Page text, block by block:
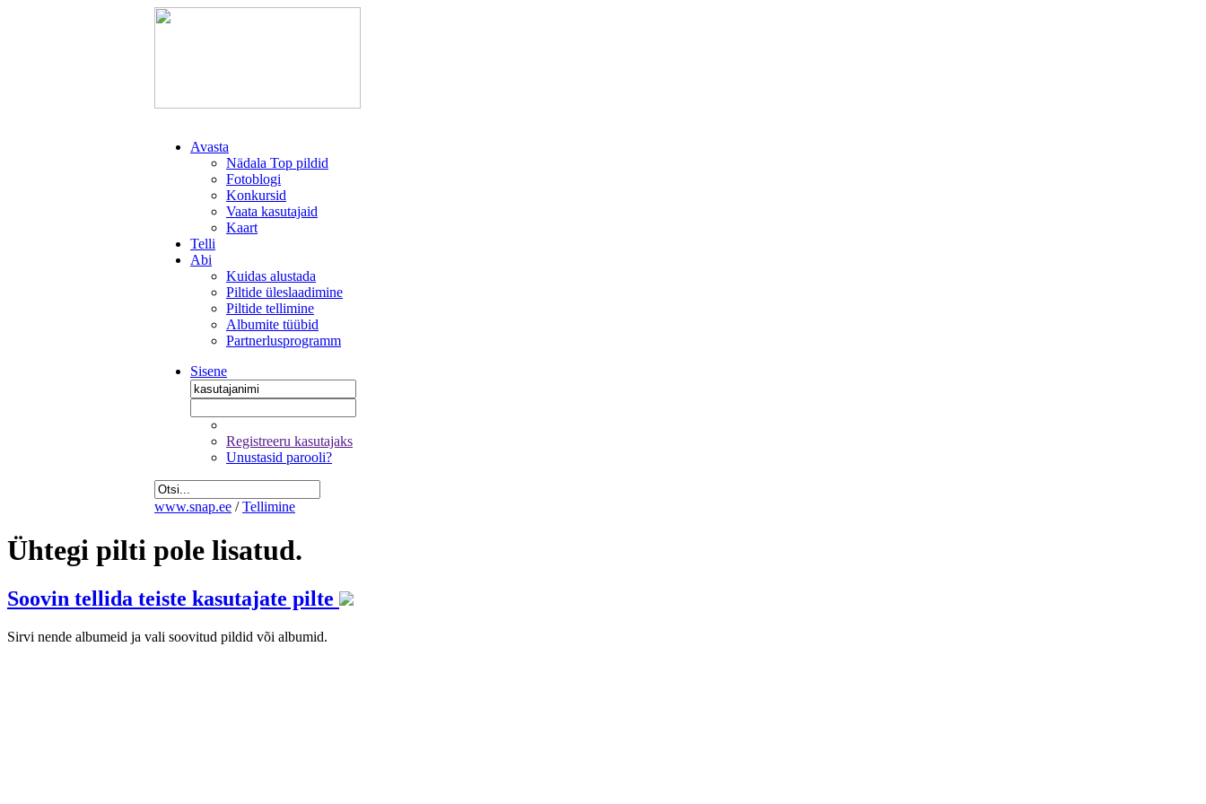
Avasta
Nädala Top pildid
Fotoblogi
Konkursid
Vaata kasutajaid
Kaart
Telli
Abi
Kuidas alustada
Piltide üleslaadimine
Piltide tellimine
Albumite tüübid
Partnerlusprogramm
Sisene
Registreeru kasutajaks
Unustasid parooli?
www.snap.ee / Tellimine
Ühtegi pilti pole lisatud.
Soovin tellida teiste kasutajate pilte
Sirvi nende albumeid ja vali soovitud pildid või albumid.